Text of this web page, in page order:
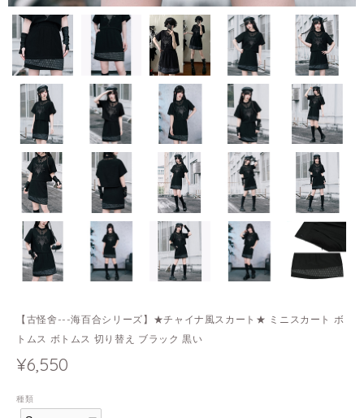
【古怪舍---海百合シリーズ】★チャイナ風スカート★ ミニスカート ボ
トムス ボトムス 切り替え ブラック 黒い
¥6,550
種類